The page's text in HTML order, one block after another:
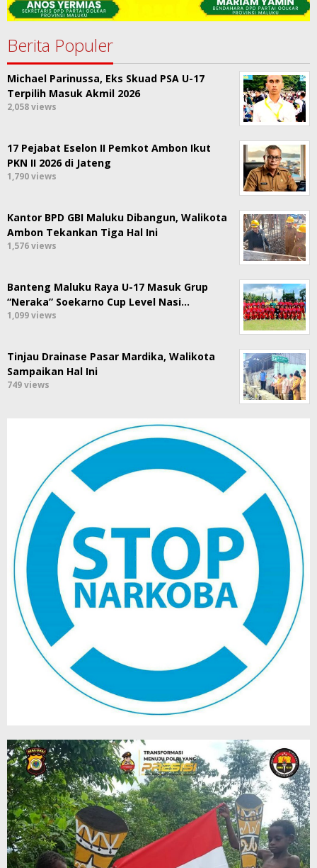
Berita Populer
Michael Parinussa, Eks Skuad PSA U-17
Terpilih Masuk Akmil 2026
2,058 views
17 Pejabat Eselon II Pemkot Ambon Ikut
PKN II 2026 di Jateng
1,790 views
Kantor BPD GBI Maluku Dibangun, Walikota
Ambon Tekankan Tiga Hal Ini
1,576 views
Banteng Maluku Raya U-17 Masuk Grup
“Neraka” Soekarno Cup Level Nasi…
1,099 views
Tinjau Drainase Pasar Mardika, Walikota
Sampaikan Hal Ini
749 views